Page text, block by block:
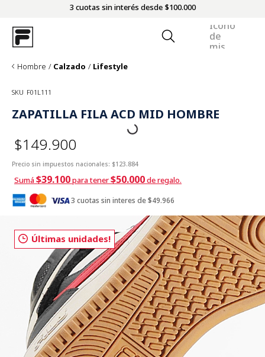
3 cuotas sin interés desde $100.000
Hombre Calzado Lifestyle
SKU F01L111
ZAPATILLA FILA ACD MID HOMBRE
$149.900
Precio sin impuestos nacionales: $123.884
Sumá$39.100para tener$50.000de regalo.
3 cuotas sin interes de $49.966
Últimas unidades!